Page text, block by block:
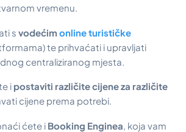
vremenu.
s vodećim online turističke
te prihvaćati i upravljati
centraliziranog mjesta.
i postaviti različite cijene za različite
cijene prema potrebi.
ćete i Booking Enginea, koja vam